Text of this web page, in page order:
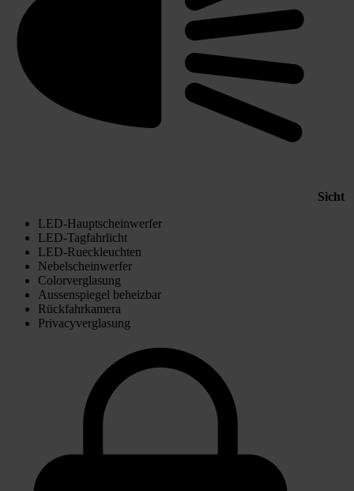
Sicht
LED-Hauptscheinwerfer
LED-Tagfahrlicht
LED-Rueckleuchten
Nebelscheinwerfer
Colorverglasung
Aussenspiegel beheizbar
Rückfahrkamera
Privacyverglasung